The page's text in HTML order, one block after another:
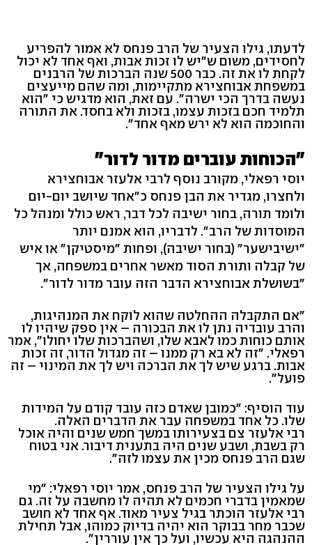
לדעתו, גילו הצעיר של הרב פנחס לא אמור להפריע
לחסידים, משום ש"יש לו זכות אבות, ואף אחד לא יכול
לקחת לו את זה. כבר 500 שנה הברכות של הרבנים
במשפחת אבוחצירא מתקיימות, ומה שהם מייעצים
נעשה בדרך הכי ישרה". עם זאת, הוא מדגיש כי "הוא
תלמיד חכם בזכות עצמו, בזכות ולא בחסד. את התורה
והחוכמה הוא לא ירש מאף אחד".
"הכוחות עוברים מדור לדור"
יוסי רפאלי, מקורב נוסף לרבי אלעזר אבוחצירא
ולחצרו, מגדיר את הבן פנחס כ"אחד שיושב יום-יום
ולומד תורה, בחור ישיבה לכל דבר, ראש כולל ומנהל כל
המוסדות של הרב". לדבריו, הוא אמנם יותר
"ישיבישער" (בחור ישיבה), ופחות "מיסטיקן" או איש
של קבלה ותורת הסוד מאשר אחרים במשפחה, אך
"בשושלת אבוחצירא הדבר הזה עובר מדור לדור".
"אם התקבלה ההחלטה שהוא לוקח את המנהיגות,
והרב עובדיה נתן לו את הבכורה – אין ספק שיהיו לו
אותם כוחות כמו לאבא שלו, ושהברכות שלו יחולו", אמר
רפאלי. "זה לא בא רק ממנו – זה מגדול הדור, זה זכות
אבות. ברגע שיש לך את הברכה ויש לך את המינוי – זה
פועל".
עוד הוסיף: "כמובן שאדם כזה עובד קודם על המידות
שלו. כל אחד במשפחה עבר את הדברים האלה.
רבי אלעזר צם בצעירותו במשך חמש שנים והיה אוכל
רק בשבת, ושבע שנים היה בתענית דיבור. אני בטוח
שגם הרב פנחס מכין את עצמו לזה".
על גילו הצעיר של הרב פנחס, אמר יוסי רפאלי: "מי
שמאמין בדברי חכמים לא תהיה לו מחשבה על זה. גם
רבי אלעזר הוכתר בגיל צעיר מאוד. אף אחד לא חושב
שכבר מחר בבוקר הוא יהיה בדיוק כמוהו, אבל תחילת
ההנהגה היא עכשיו, ועל כך אין עוררין".